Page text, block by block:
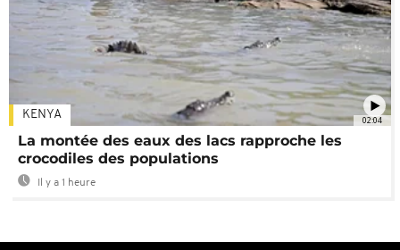
02:04
KENYA
La montée des eaux des lacs rapproche les
crocodiles des populations
Il y a 1 heure